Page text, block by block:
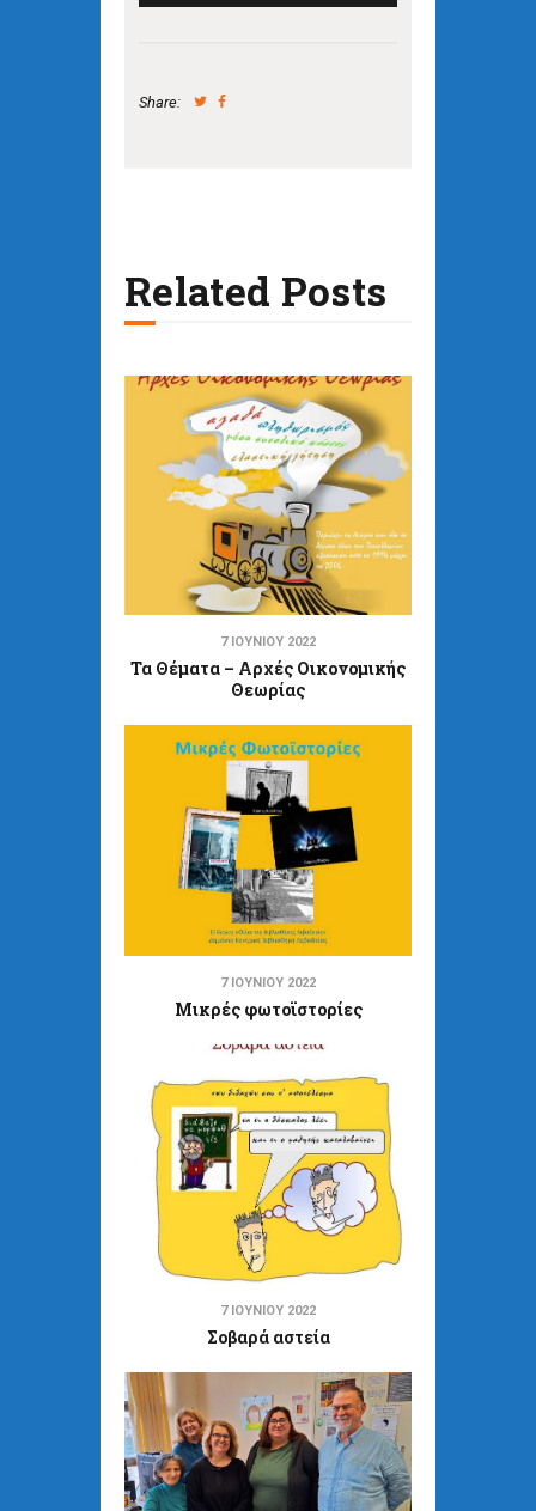
Share:
Related Posts
7 ΙΟΥΝΊΟΥ 2022
Τα Θέματα – Αρχές Οικονομικής
Θεωρίας
7 ΙΟΥΝΊΟΥ 2022
Μικρές φωτοϊστορίες
7 ΙΟΥΝΊΟΥ 2022
Σοβαρά αστεία